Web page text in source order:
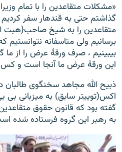
«مشکلات متقاعدین را با تمام
گذاشتم حتی به قندهار سفر
متقاعدین را به شیخ صاحب{هبت
برسانیم ولی متاسفانه
بیبینیم ، صرف ورقۀ عرض را از ما
این ورقۀ عرض ما آنجا است و کس
ذبیح الله مجاهد سخنگوی
اکس(توییتر سابق) به میزبانی
گفته بود که قانون حقوق
به رهبر این گروه فرستاده شده